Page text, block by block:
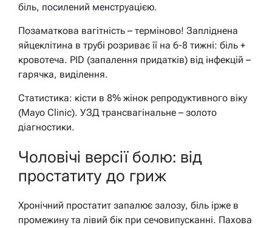
біль, посилений менструацією.
Позаматкова вагітність – терміново! Запліднена
яйцеклітина в трубі розриває її на 6-8 тижні: біль +
кровотеча. PID (запалення придатків) від інфекцій –
гарячка, виділення.
Статистика: кісти в 8% жінок репродуктивного віку
(Mayo Clinic). УЗД трансвагінальне – золото
діагностики.
Чоловічі версії болю: від
простатиту до гриж
Хронічний простатит запалює залозу, біль ірже в
промежину та лівий бік при сечовипусканні. Пахова